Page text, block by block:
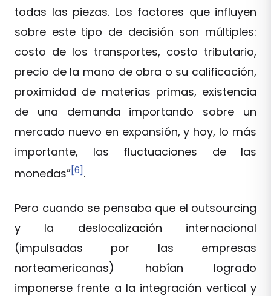
todas las piezas. Los factores que influyen
sobre este tipo de decisión son múltiples:
costo de los transportes, costo tributario,
precio de la mano de obra o su calificación,
proximidad de materias primas, existencia
de una demanda importando sobre un
mercado nuevo en expansión, y hoy, lo más
importante, las fluctuaciones de las
monedas”[6].
Pero cuando se pensaba que el outsourcing
y la deslocalización internacional
(impulsadas por las empresas
norteamericanas) habían logrado
imponerse frente a la integración vertical y